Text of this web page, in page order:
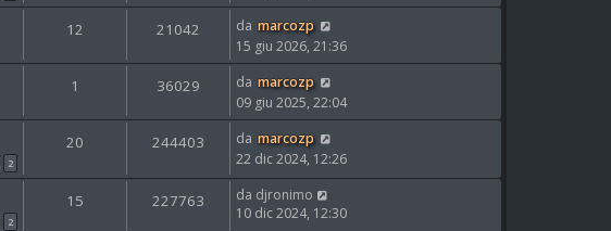
12 21042 da marcozp
15 giu 2026, 21:36
1 36029 da marcozp
09 giu 2025, 22:04
2
20 244403 da marcozp
22 dic 2024, 12:26
2
15 227763 da djronimo
10 dic 2024, 12:30